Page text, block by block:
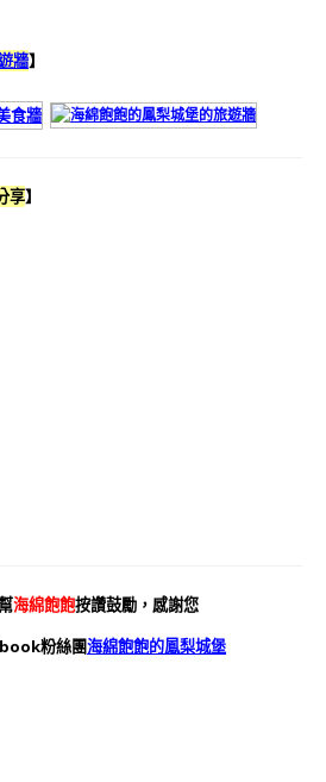
牆】
享】
海綿飽飽按讚鼓勵，感謝您
粉絲團海綿飽飽的鳳梨城堡